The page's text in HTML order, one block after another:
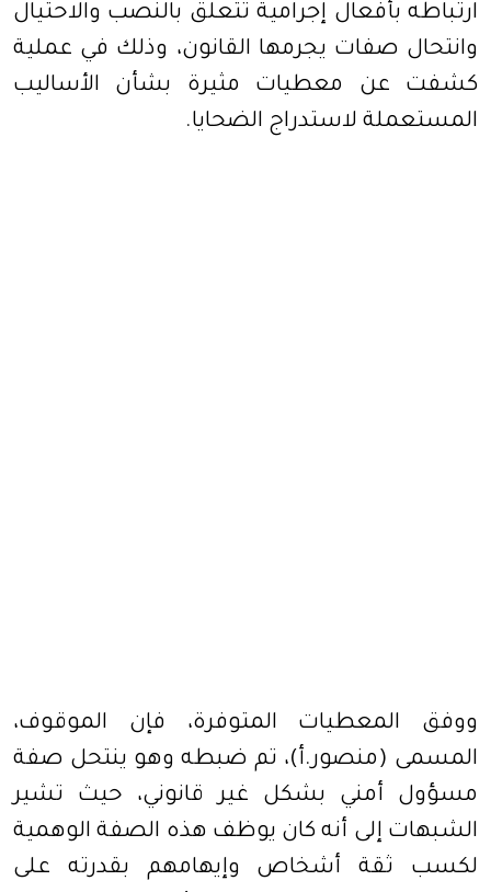
ارتباطه بأفعال إجرامية تتعلق بالنصب والاحتيال
وانتحال صفات يجرمها القانون، وذلك في عملية
كشفت عن معطيات مثيرة بشأن الأساليب
المستعملة لاستدراج الضحايا.
ووفق المعطيات المتوفرة، فإن الموقوف،
المسمى (منصور.أ)، تم ضبطه وهو ينتحل صفة
مسؤول أمني بشكل غير قانوني، حيث تشير
الشبهات إلى أنه كان يوظف هذه الصفة الوهمية
لكسب ثقة أشخاص وإيهامهم بقدرته على